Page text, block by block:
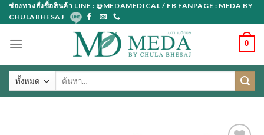
Skip
to
ช่องทางสั่งซื้อสินค้า LINE : @MEDAMEDICAL / FB FANPAGE : MEDA BY
CHULABHESAJ
0
ค้นหา: